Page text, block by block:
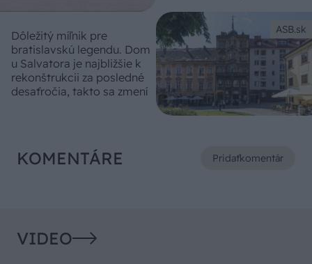
ASB.sk
Dôležitý míľnik pre
bratislavskú legendu. Dom
u Salvatora je najbližšie k
rekonštrukcii za posledné
desaťročia, takto sa zmení
KOMENTÁRE Pridaťkomentár
VIDEO